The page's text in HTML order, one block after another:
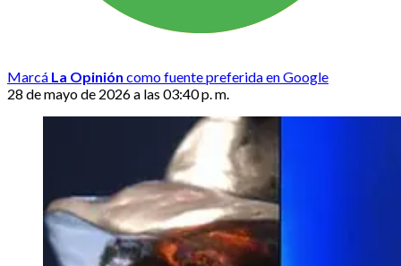
Marcá La Opinión como fuente preferida en Google
28 de mayo de 2026 a las 03:40 p. m.